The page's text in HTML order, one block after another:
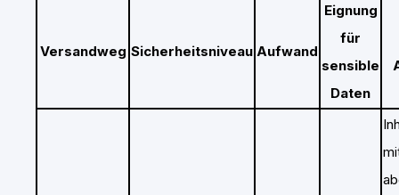
Versandweg Sicherheitsniveau Aufwand
Eignung
für
sensible
Daten